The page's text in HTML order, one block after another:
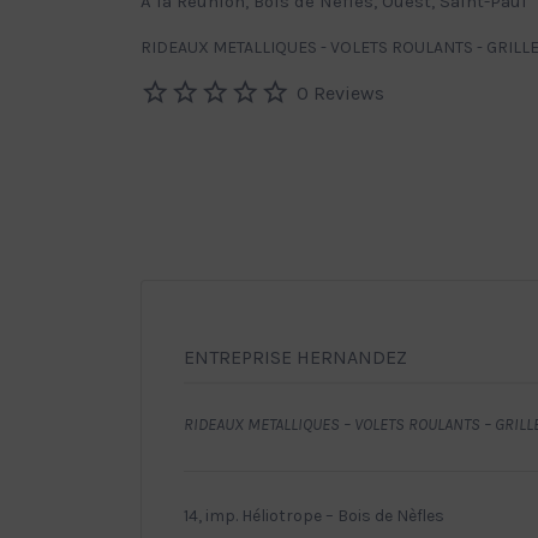
RIDEAUX METALLIQUES - VOLETS ROULANTS -
0 Reviews
ENTREPRISE HERNANDEZ
RIDEAUX METALLIQUES – VOLETS ROULANTS –
14, imp. Héliotrope – Bois de Nèfles